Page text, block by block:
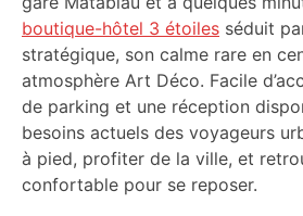
boutique-hôtel 3 étoiles séduit
stratégique, son calme rare en
atmosphère Art Déco. Facile
de parking et une réception
besoins actuels des voyageurs
à pied, profiter de la ville, et
confortable pour se reposer.